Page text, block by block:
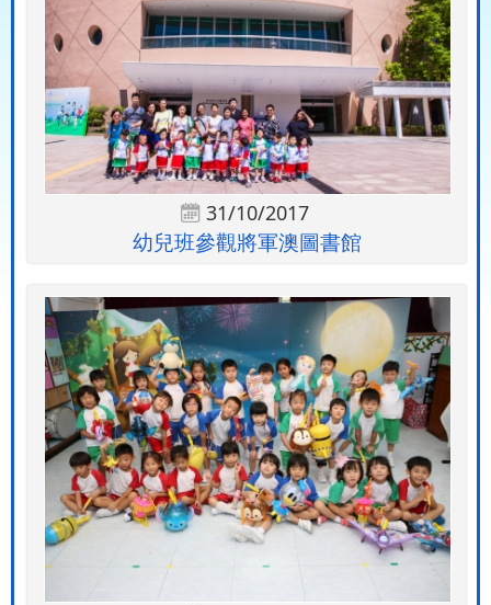
31/10/2017
幼兒班參觀將軍澳圖書館